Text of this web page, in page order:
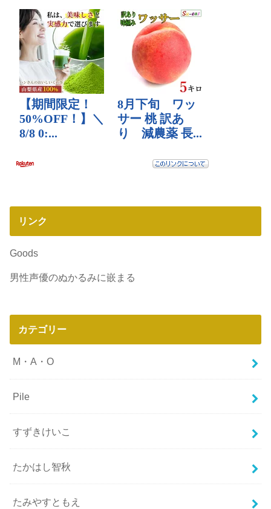
リンク
Goods
男性声優のぬかるみに嵌まる
カテゴリー
M・A・O
Pile
すずきけいこ
たかはし智秋
たみやすともえ